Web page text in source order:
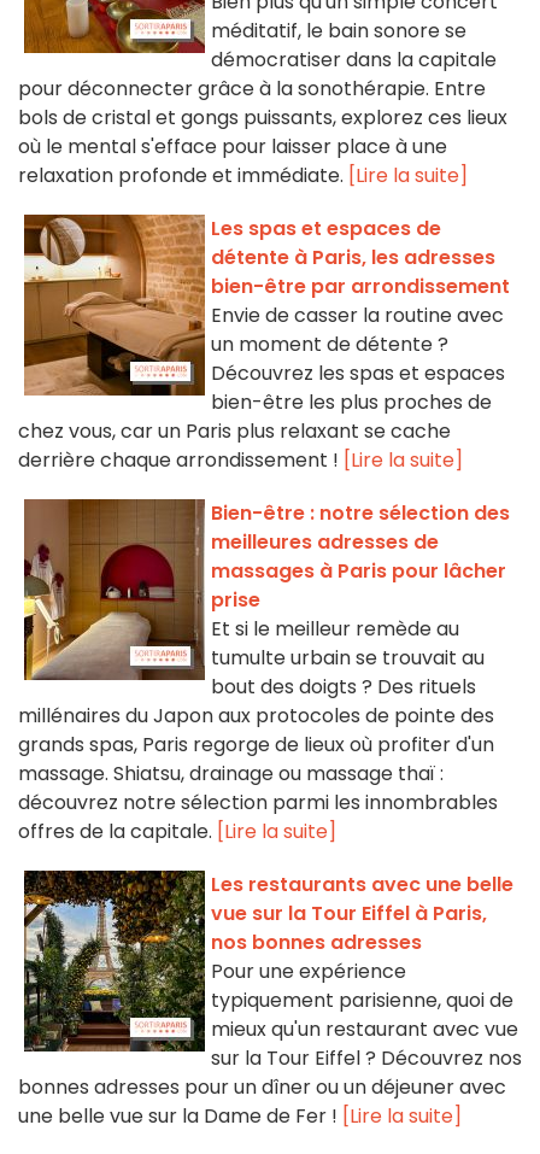
méditatif, le bain sonore se
démocratiser dans la capitale
pour déconnecter grâce à la sonothérapie. Entre
bols de cristal et gongs puissants, explorez ces lieux
où le mental s'efface pour laisser place à une
relaxation profonde et immédiate. [Lire la suite]
Les spas et espaces de
détente à Paris, les adresses
bien-être par arrondissement
Envie de casser la routine avec
un moment de détente ?
Découvrez les spas et espaces
bien-être les plus proches de
chez vous, car un Paris plus relaxant se cache
derrière chaque arrondissement ! [Lire la suite]
Bien-être : notre sélection des
meilleures adresses de
massages à Paris pour lâcher
prise
Et si le meilleur remède au
tumulte urbain se trouvait au
bout des doigts ? Des rituels
millénaires du Japon aux protocoles de pointe des
grands spas, Paris regorge de lieux où profiter d'un
massage. Shiatsu, drainage ou massage thaï :
découvrez notre sélection parmi les innombrables
offres de la capitale. [Lire la suite]
Les restaurants avec une belle
vue sur la Tour Eiffel à Paris,
nos bonnes adresses
Pour une expérience
typiquement parisienne, quoi de
mieux qu'un restaurant avec vue
sur la Tour Eiffel ? Découvrez nos
bonnes adresses pour un dîner ou un déjeuner avec
une belle vue sur la Dame de Fer ! [Lire la suite]